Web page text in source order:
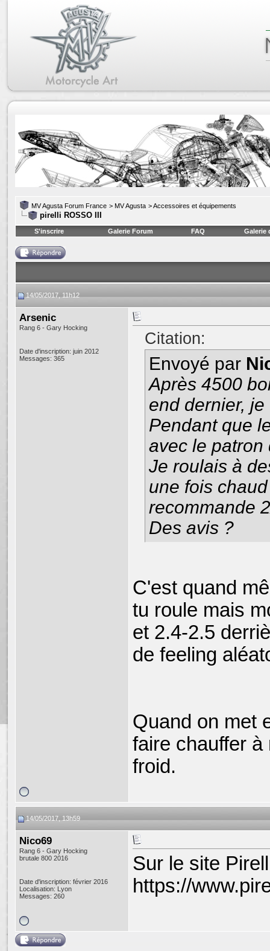
MV Agusta Forum France > MV Agusta >Accessoires et équipements
pirelli ROSSO III
S'inscrire Galerie Forum FAQ Galerie
14/05/2017, 11h12
Arsenic
Rang 6 - Gary Hocking
Date d'inscription: juin 2012
Messages: 365
Citation:
Envoyé par
Après 4500
end dernier,
Pendant que
avec le patron
Je roulais à
une fois
recommande
Des avis ?
C'est quand
tu roule mais
et 2.4-2.5
de feeling
Quand on met
faire chauffer
froid.
14/05/2017, 13h59
Nico69
Rang 6 - Gary Hocking
brutale 800 2016
Date d'inscription: février 2016
Localisation: Lyon
Messages: 260
Sur le site
https://